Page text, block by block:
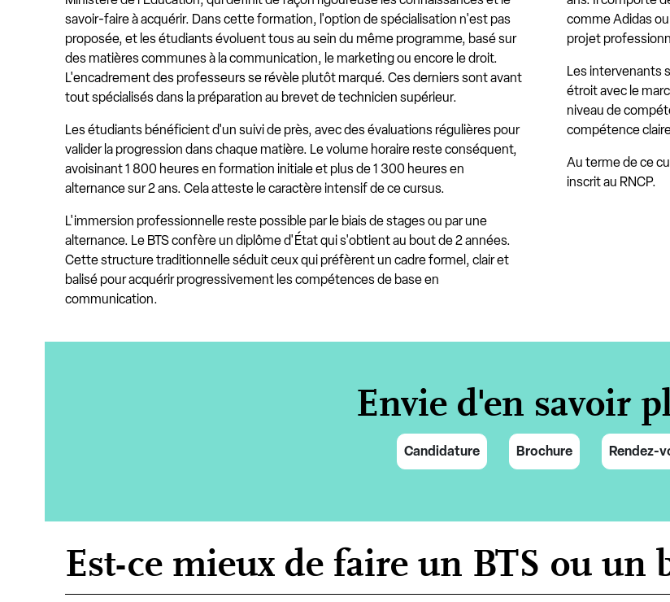
savoir-faire à acquérir. Dans cette formation, l'option de spécialisation n'est pas
proposée, et les étudiants évoluent tous au sein du même programme, basé sur
des matières communes à la communication, le marketing ou encore le droit.
L'encadrement des professeurs se révèle plutôt marqué. Ces derniers sont avant
tout spécialisés dans la préparation au brevet de technicien supérieur.
Les étudiants bénéficient d'un suivi de près, avec des évaluations régulières pour
valider la progression dans chaque matière. Le volume horaire reste conséquent,
avoisinant 1 800 heures en formation initiale et plus de 1 300 heures en
alternance sur 2 ans. Cela atteste le caractère intensif de ce cursus.
L'immersion professionnelle reste possible par le biais de stages ou par une
alternance. Le BTS confère un diplôme d'État qui s'obtient au bout de 2 années.
Cette structure traditionnelle séduit ceux qui préfèrent un cadre formel, clair et
balisé pour acquérir progressivement les compétences de base en
communication.
comme Adidas
projet
Les intervenants
étroit avec le
niveau de
compétence
Au terme de ce
inscrit au RNCP.
Envie d'en savoir
Candidature Brochure Rendez-
Est-ce mieux de faire un BTS ou un